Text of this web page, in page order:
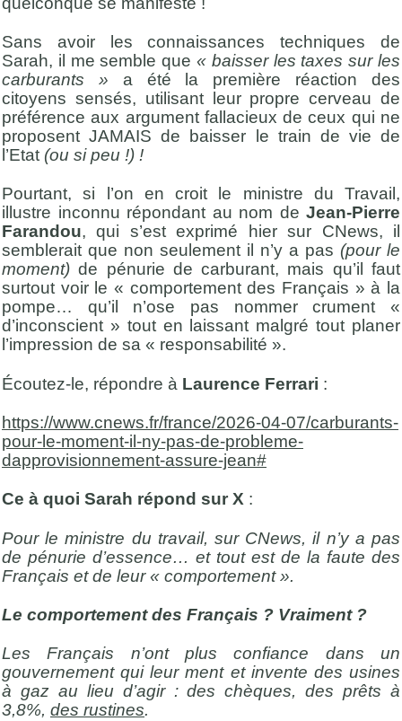
Sans avoir les connaissances techniques de
Sarah, il me semble que « baisser les taxes sur les
carburants » a été la première réaction des
citoyens sensés, utilisant leur propre cerveau de
préférence aux argument fallacieux de ceux qui ne
proposent JAMAIS de baisser le train de vie de
l’Etat (ou si peu !) !
Pourtant, si l’on en croit le ministre du Travail,
illustre inconnu répondant au nom de Jean-Pierre
Farandou, qui s’est exprimé hier sur CNews, il
semblerait que non seulement il n’y a pas (pour le
moment) de pénurie de carburant, mais qu’il faut
surtout voir le « comportement des Français » à la
pompe… qu’il n’ose pas nommer crument «
d’inconscient » tout en laissant malgré tout planer
l’impression de sa « responsabilité ».
Écoutez-le, répondre à Laurence Ferrari :
https://www.cnews.fr/france/2026-04-07/carburants-
pour-le-moment-il-ny-pas-de-probleme-
dapprovisionnement-assure-jean#
Ce à quoi Sarah répond sur X :
Pour le ministre du travail, sur CNews, il n’y a pas
de pénurie d’essence… et tout est de la faute des
Français et de leur « comportement ».
Le comportement des Français ? Vraiment ?
Les Français n’ont plus confiance dans un
gouvernement qui leur ment et invente des usines
à gaz au lieu d’agir : des chèques, des prêts à
3,8%, des rustines.